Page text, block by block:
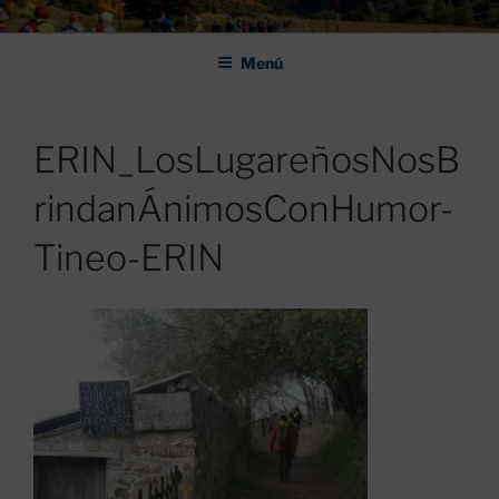
Saltar
al
ASOCIACIÓN DE AMIGOS DEL
CAMINO DE SANTIAGO DE
Menú
ERIN_LosLugareñosNosB
rindanÁnimosConHumor-
Tineo-ERIN